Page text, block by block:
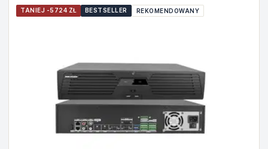
TANIEJ -5724 ZŁ BESTSELLER REKOMENDOWANY